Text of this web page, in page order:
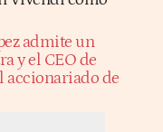
admite un
y el CEO de
accionariado de